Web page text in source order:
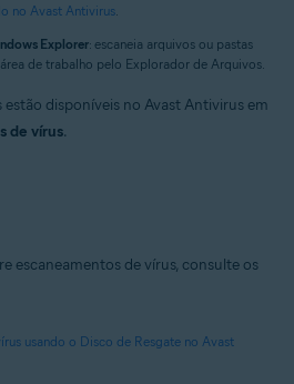
no Avast Antivirus.
Explorer: escaneia arquivos ou pastas
de trabalho pelo Explorador de Arquivos.
disponíveis no Avast Antivirus em
de vírus.
escaneamentos de vírus, consulte os
usando o Disco de Resgate no Avast